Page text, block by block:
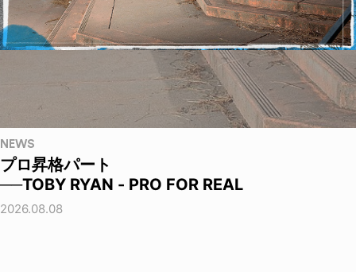
NEWS
プロ昇格パート
──TOBY RYAN - PRO FOR REAL
2026.08.08